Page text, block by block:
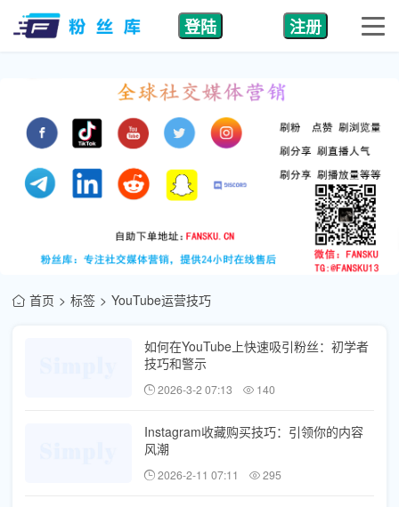
登陆 注册
首页 标签 YouTube运营技巧
如何在YouTube上快速吸引粉丝：初学者
技巧和警示
2026-3-2 07:13 140
Instagram收藏购买技巧：引领你的内容
风潮
2026-2-11 07:11 295